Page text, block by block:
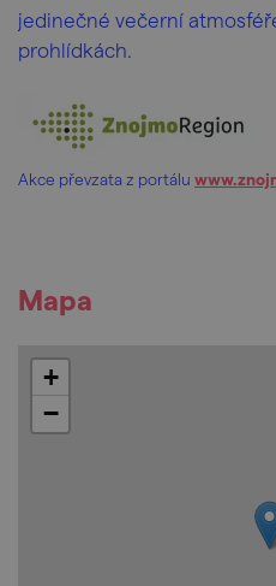
jedinečné večerní
prohlídkách.
Akce převzata z portálu
Mapa
+
−